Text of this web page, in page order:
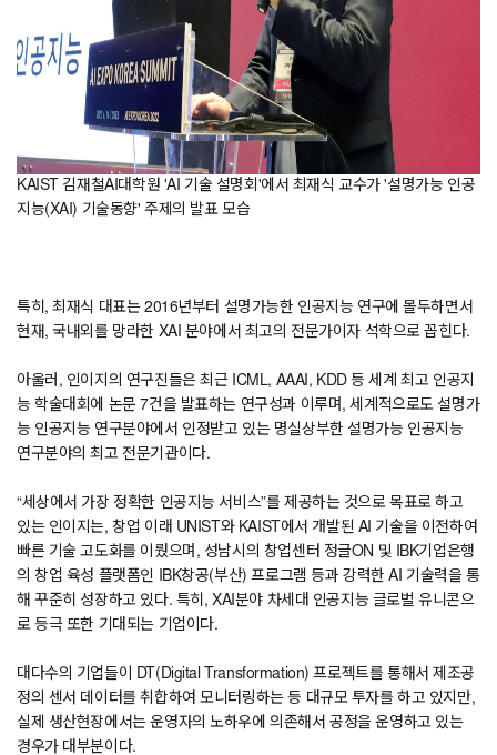
KAIST 김재철AI대학원 'AI 기술 설명회'에서 최재식 교수가 '설명가능 인공
지능(XAI) 기술동향' 주제의 발표 모습
특히, 최재식 대표는 2016년부터 설명가능한 인공지능 연구에 몰두하면서
현재, 국내외를 망라한 XAI 분야에서 최고의 전문가이자 석학으로 꼽힌다.
아울러, 인이지의 연구진들은 최근 ICML, AAAI, KDD 등 세계 최고 인공지
능 학술대회에 논문 7건을 발표하는 연구성과 이루며, 세계적으로도 설명가
능 인공지능 연구분야에서 인정받고 있는 명실상부한 설명가능 인공지능
연구분야의 최고 전문기관이다.
“세상에서 가장 정확한 인공지능 서비스”를 제공하는 것으로 목표로 하고
있는 인이지는, 창업 이래 UNIST와 KAIST에서 개발된 AI 기술을 이전하여
빠른 기술 고도화를 이뤘으며, 성남시의 창업센터 정글ON 및 IBK기업은행
의 창업 육성 플랫폼인 IBK창공(부산) 프로그램 등과 강력한 AI 기술력을 통
해 꾸준히 성장하고 있다. 특히, XAI분야 차세대 인공지능 글로벌 유니콘으
로 등극 또한 기대되는 기업이다.
대다수의 기업들이 DT(Digital Transformation) 프로젝트를 통해서 제조공
정의 센서 데이터를 취합하여 모니터링하는 등 대규모 투자를 하고 있지만,
실제 생산현장에서는 운영자의 노하우에 의존해서 공정을 운영하고 있는
경우가 대부분이다.